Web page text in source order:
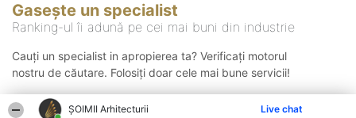
ȘOIMII Arhitecturii Live chat
Gasește un specialist
Ranking-ul îi adună pe cei mai buni din industrie
Cauți un specialist in apropierea ta? Verificați motorul
nostru de căutare. Folosiți doar cele mai bune servicii!